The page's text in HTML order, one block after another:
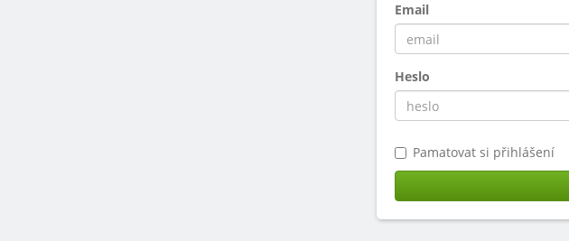
Email
Heslo
Pamatovat si přihlášení